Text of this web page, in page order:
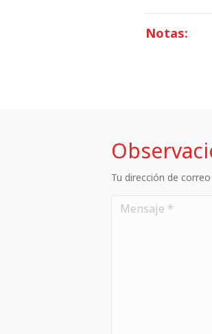
Notas:
Tu dirección de